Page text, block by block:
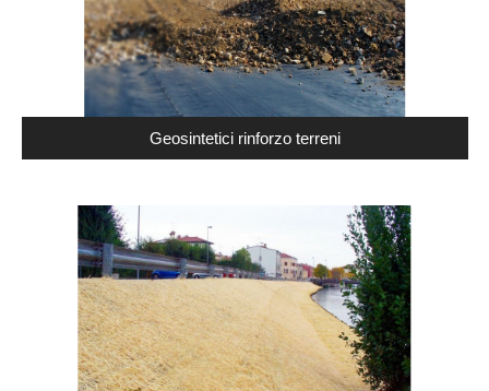
Geosintetici rinforzo terreni